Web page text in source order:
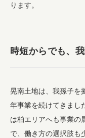
ります。
時短からでも、
晃南土地は、我孫子を
年事業を続けてきまし
は柏エリアへも事業の
で、働き方の選択肢も